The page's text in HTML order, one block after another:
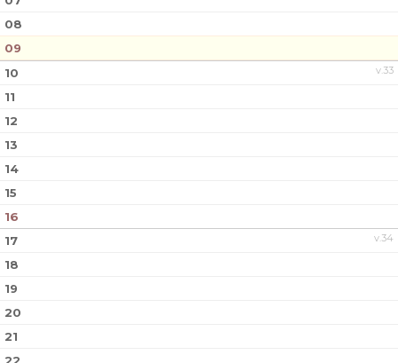
08
09
v.33
10
11
12
13
14
15
16
v.34
17
18
19
20
21